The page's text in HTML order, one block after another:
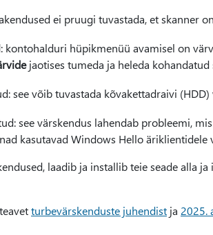
ei pruugi tuvastada, et skanner
kontohalduri hüpikmenüü avamisel on
jaotises tumeda ja heleda kohandatud
see võib tuvastada kõvakettadraivi
see värskendus lahendab probleemi,
kasutavad Windows Hello
laadib ja installib teie seade alla
turbevärskenduste juhendist ja 2025.